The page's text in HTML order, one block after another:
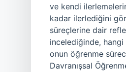
ve kendi
kadar ilerlediğini
süreçlerine dair
incelediğinde, hangi
onun öğrenme
Davranışsal